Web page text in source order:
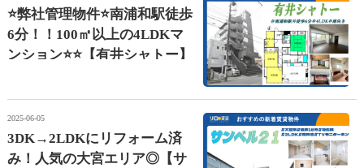
⭐弊社管理物件⭐南浦和駅徒歩
6分！！100㎡以上の4LDKマ
ンション⭐⭐【有井シャトー】
2025-06-05
3DK→2LDKにリフォーム済
み！人気の大宮エリア◎【サ